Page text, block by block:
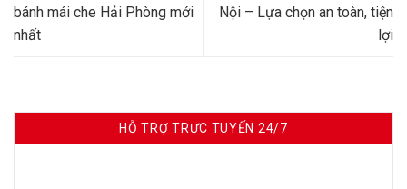
bánh mái che Hải Phòng mới
nhất
Nội – Lựa chọn an toàn, tiện
lợi
HỖ TRỢ TRỰC TUYẾN 24/7